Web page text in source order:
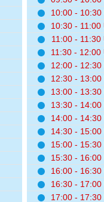
10:00 - 10:30
10:30 - 11:00
11:00 - 11:30
11:30 - 12:00
12:00 - 12:30
12:30 - 13:00
13:00 - 13:30
13:30 - 14:00
14:00 - 14:30
14:30 - 15:00
15:00 - 15:30
15:30 - 16:00
16:00 - 16:30
16:30 - 17:00
17:00 - 17:30